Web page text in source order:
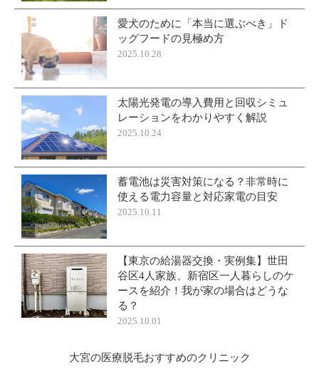
愛犬のために「本当に選ぶべき」ド
ッグフードの見極め方
2025.10.28
太陽光発電の導入費用と回収シミュ
レーションをわかりやすく解説
2025.10.24
蓄電池は災害対策になる？非常時に
使える電力容量と対応家電の目安
2025.10.11
【東京の給湯器交換・実例集】世田
谷区4人家族、新宿区一人暮らしのケ
ースを紹介！我が家の場合はどうな
る？
2025.10.01
大宮の医療脱毛おすすめのクリニック